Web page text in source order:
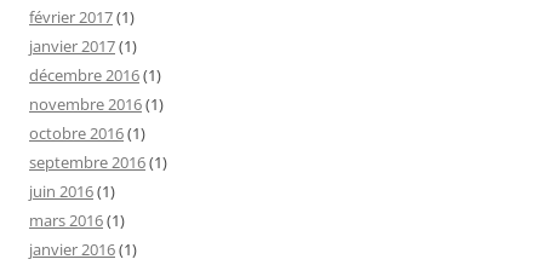
février 2017(1)
janvier 2017(1)
décembre 2016(1)
novembre 2016(1)
octobre 2016(1)
septembre 2016(1)
juin 2016(1)
mars 2016(1)
janvier 2016(1)